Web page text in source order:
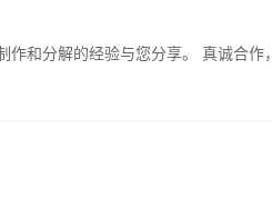
和分解的经验与您分享。 真诚合作